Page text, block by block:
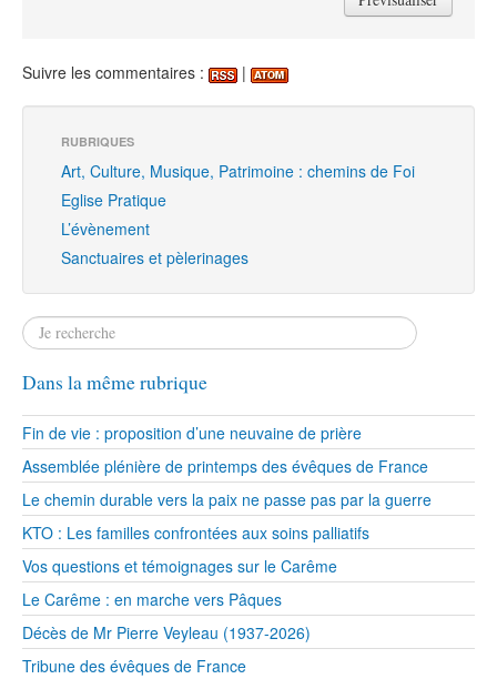
Suivre les commentaires : |
RUBRIQUES
Art, Culture, Musique, Patrimoine : chemins de Foi
Eglise Pratique
L’évènement
Sanctuaires et pèlerinages
Dans la même rubrique
Fin de vie : proposition d’une neuvaine de prière
Assemblée plénière de printemps des évêques de France
Le chemin durable vers la paix ne passe pas par la guerre
KTO : Les familles confrontées aux soins palliatifs
Vos questions et témoignages sur le Carême
Le Carême : en marche vers Pâques
Décès de Mr Pierre Veyleau (1937-2026)
Tribune des évêques de France